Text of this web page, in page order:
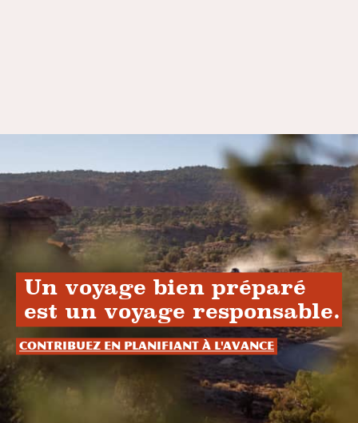
Un voyage bien préparé
est un voyage responsable.
Contribuez en planifiant à l'avance